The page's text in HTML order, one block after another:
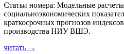
Статьи номера: Модельные
социальноэкономических
краткосрочных прогнозов
производства НИУ ВШЭ.
читать →